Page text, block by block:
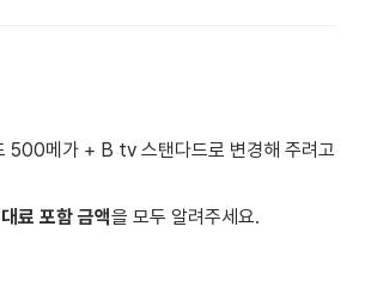
500메가 + B tv 스탠다드로 변경해 주려고
료 포함 금액을 모두 알려주세요.